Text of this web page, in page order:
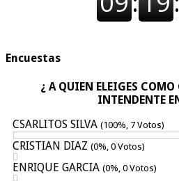
Encuestas
¿ A QUIEN ELEIGES
INTENDENTE
CSARLITOS SILVA (100%, 7 Votos)
CRISTIAN DIAZ (0%, 0 Votos)
ENRIQUE GARCIA (0%, 0 Votos)